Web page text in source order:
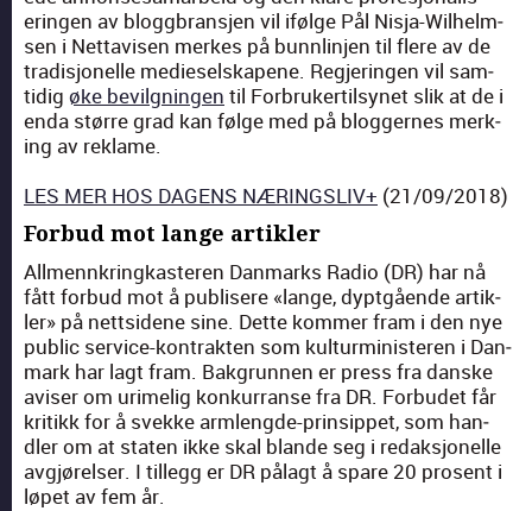
erin­gen av blog­g­bran­sjen vil ifølge Pål Nis­ja-Wil­helm­
sen i Net­tavisen merkes på bunnlin­jen til flere av de
tradis­jonelle mediesel­skapene. Reg­jerin­gen vil sam­
tidig øke bevil­gnin­gen til For­bruk­er­til­synet slik at de i
enda større grad kan følge med på blog­gernes merk­
ing av reklame.
LES MER HOS DAGENS NÆRINGSLIV+ (21/09/2018)
Forbud mot lange artikler
All­mennkringkasteren Dan­marks Radio (DR) har nå
fått for­bud mot å pub­lis­ere «lange, dypt­gående artik­
ler» på nettsi­dene sine. Dette kom­mer fram i den nye
pub­lic ser­vice-kon­trak­ten som kul­tur­min­is­teren i Dan­
mark har lagt fram. Bak­grun­nen er press fra danske
avis­er om urimelig konkur­ranse fra DR. For­budet får
kri­tikk for å svekke arm­lengde-prin­sip­pet, som han­
dler om at stat­en ikke skal blande seg i redak­sjonelle
avgjørelser. I til­legg er DR pålagt å spare 20 pros­ent i
løpet av fem år.